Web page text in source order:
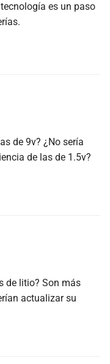
es un paso
de 9v? ¿No sería
de las de 1.5v?
de litio? Son más
actualizar su